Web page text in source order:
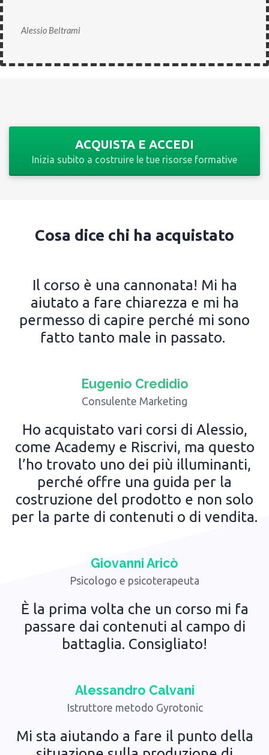
Alessio Beltrami
ACQUISTA E ACCEDI
Inizia subito a costruire le tue risorse formative
Cosa dice chi ha acquistato
Il corso è una cannonata! Mi ha
aiutato a fare chiarezza e mi ha
permesso di capire perché mi sono
fatto tanto male in passato.
Eugenio Credidio
Consulente Marketing
Ho acquistato vari corsi di Alessio,
come Academy e Riscrivi, ma questo
l’ho trovato uno dei più illuminanti,
perché offre una guida per la
costruzione del prodotto e non solo
per la parte di contenuti o di vendita.
Giovanni Aricò
Psicologo e psicoterapeuta
È la prima volta che un corso mi fa
passare dai contenuti al campo di
battaglia. Consigliato!
Alessandro Calvani
Istruttore metodo Gyrotonic
Mi sta aiutando a fare il punto della